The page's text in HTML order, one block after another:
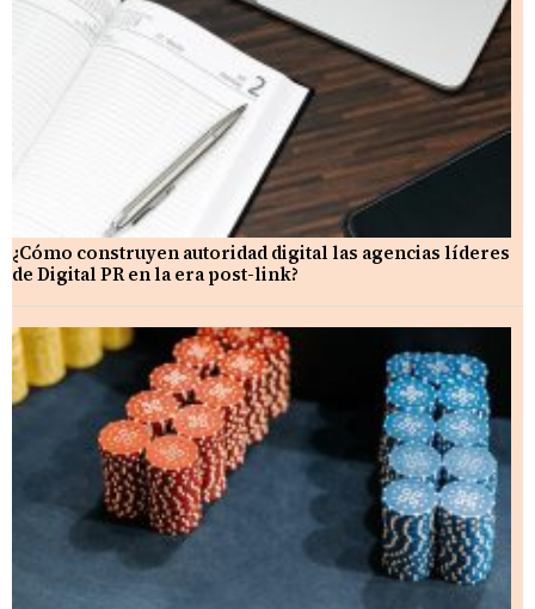
¿Cómo construyen autoridad digital las agencias líderes
de Digital PR en la era post-link?